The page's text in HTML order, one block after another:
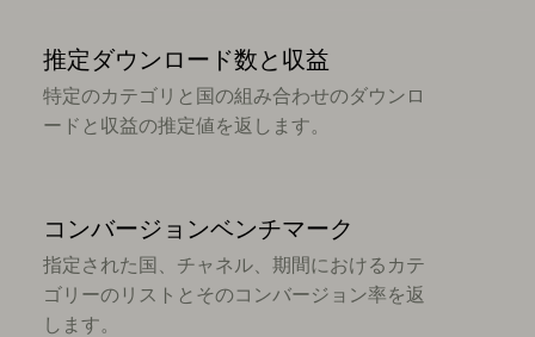
推定ダウンロード数と収益
特定のカテゴリと国の組み合わせのダウンロ
ードと収益の推定値を返します。
コンバージョンベンチマーク
指定された国、チャネル、期間におけるカテ
ゴリーのリストとそのコンバージョン率を返
します。